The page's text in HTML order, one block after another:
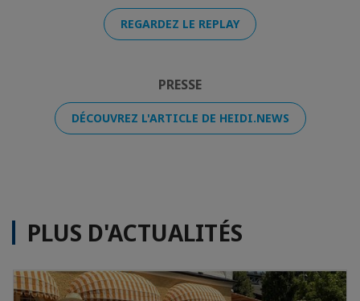
REGARDEZ LE REPLAY
PRESSE
DÉCOUVREZ L'ARTICLE DE HEIDI.NEWS
PLUS D'ACTUALITÉS